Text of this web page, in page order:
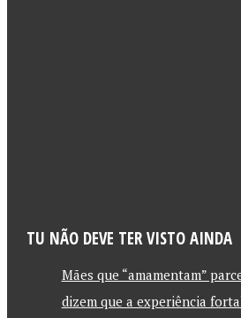
TU NÃO DEVE TER VISTO AINDA
Mães que “amamentam”
dizem que a experiência